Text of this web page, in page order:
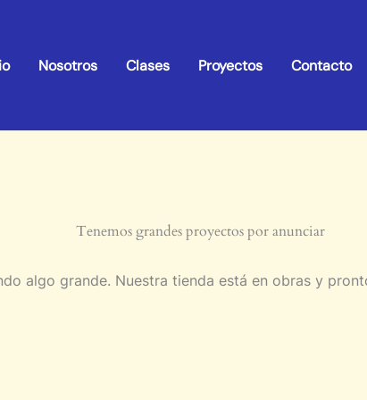
Nosotros Clases Proyectos Contacto
Tenemos grandes proyectos por anunciar
algo grande. Nuestra tienda está en obras y